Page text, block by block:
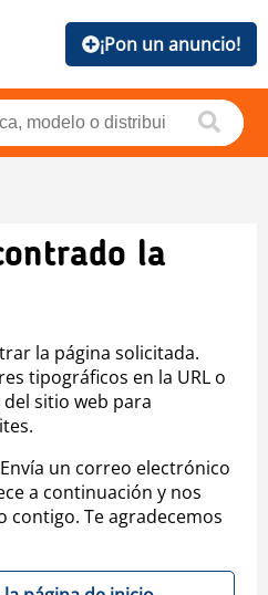
¡Pon un anuncio!
la
la página solicitada.
tipográficos en la URL o
sitio web para
un correo electrónico
a continuación y nos
Te agradecemos